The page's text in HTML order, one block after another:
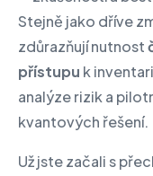
Stejně jako dříve
zdůrazňují nutnost
přístupu k
analýze rizik a
kvantových řešení.
Už jste začali s